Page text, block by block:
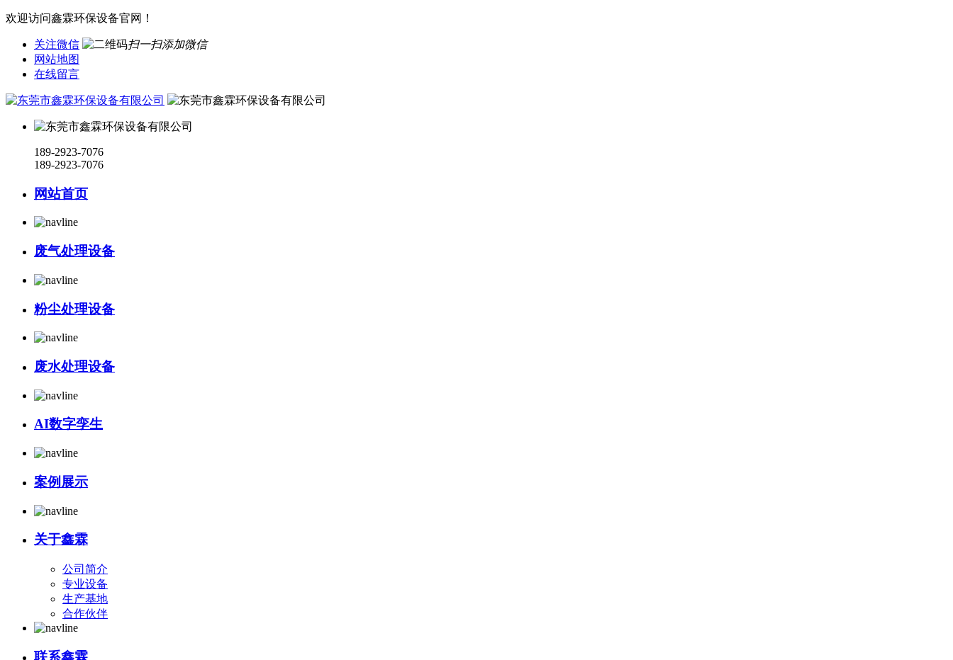
欢迎访问鑫霖环保设备官网！
关注微信
扫一扫添加微信
网站地图
在线留言
189-2923-7076
189-2923-7076
网站首页
废气处理设备
粉尘处理设备
废水处理设备
AI数字孪生
案例展示
关于鑫霖
公司简介
专业设备
生产基地
合作伙伴
联系鑫霖